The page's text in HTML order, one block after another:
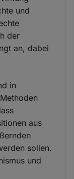
und
der
an, dabei
in
aus
sollen.
und